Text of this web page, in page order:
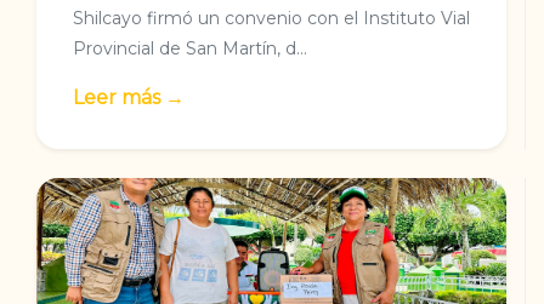
Shilcayo firmó un convenio con el Instituto Vial
Provincial de San Martín, d...
Leer más →